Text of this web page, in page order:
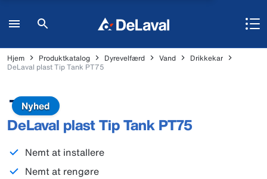
Hjem Produktkatalog Dyrevelfærd Vand
Drikkekar
DeLaval plast Tip Tank PT75
Nyhed
DeLaval plast Tip Tank PT75
Nemt at installere
Nemt at rengøre